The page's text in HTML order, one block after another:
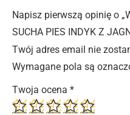
Napisz pierwszą opinię o
SUCHA PIES INDYK Z
Twój adres email nie
Wymagane pola są
Twoja ocena *